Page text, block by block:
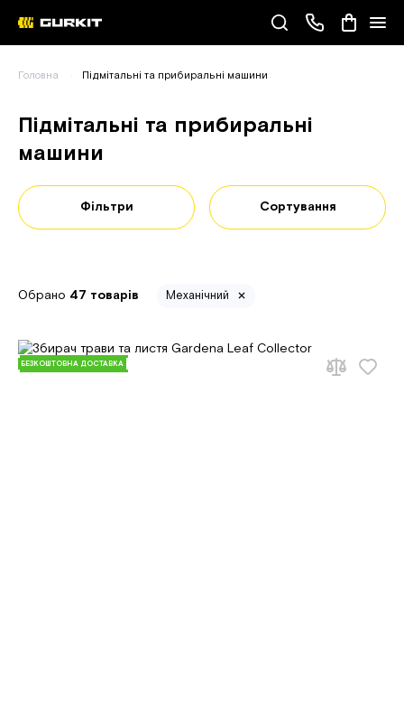
(093) 343-55-55
Головна Підмітальні та прибиральні машини
Підмітальні та прибиральні
машини
Фільтри Сортування
Обрано 47 товарів Механічний
БЕЗКОШТОВНА ДОСТАВКА